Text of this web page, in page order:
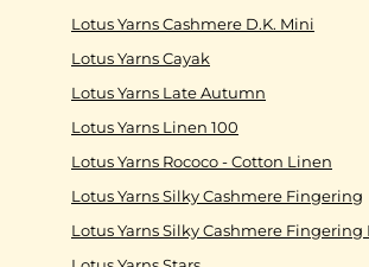
Lotus Yarns Cashmere D.K. Mini
Lotus Yarns Cayak
Lotus Yarns Late Autumn
Lotus Yarns Linen 100
Lotus Yarns Rococo - Cotton Linen
Lotus Yarns Silky Cashmere Fingering
Lotus Yarns Silky Cashmere